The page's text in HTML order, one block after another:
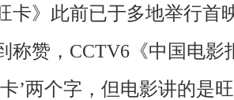
卡》此前已于多地举行首
称赞，CCTV6 《中国电
’两个字，但电影讲的是